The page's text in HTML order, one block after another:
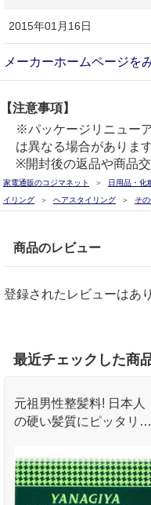
2015年01月16日
メーカーホームページを
【注意事項】
※パッケージリニュー
は異なる場合がありま
※開封後の返品や商品
家電通販のコジマネット 日用品・化
イリング
ヘアスタイリング そ
商品のレビュー
登録されたレビューはあ
最近チェックした商
元祖男性整髪料! 日本人
の硬い髪質にピッタリの